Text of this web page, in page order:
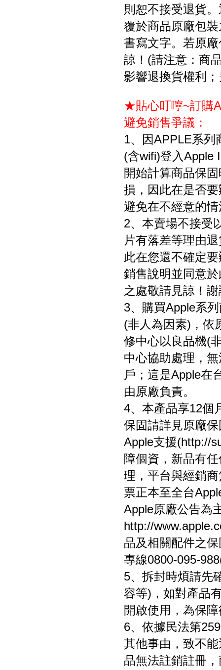
則恕不接受退貨
覆於商品原廠包
書寫文字。若原
諒！(請注意：商
影響退換貨權利
★貼心叮嚀~訂購
避免銷售爭議：
1、
因APPLE系列
(含wifi)登入Apple
開始計算商品保
損，因此在是否
避免在不經意的
2、本賣場不接受
片有落差等理由
此在您還不確定
銷售說明並同意
之處敬請見諒！ 謝
3、購買Apple系
(非人為因素)，依
修中心以良品機(
中心協助處理，
戶；這是Apple在
由原廠負責。
4、本產品享12個
保固請詳見原廠
Apple支援(http://
障個資，新品有
理，平台與經銷
票正本至全台
Apple原廠公告為
http://
品及相關配件之
專線0800-095-
5、拆封時煩請先
容等)，如對產品
開啟使用，為保
6、依據民法第
其他事由，致不
品無法註銷註冊